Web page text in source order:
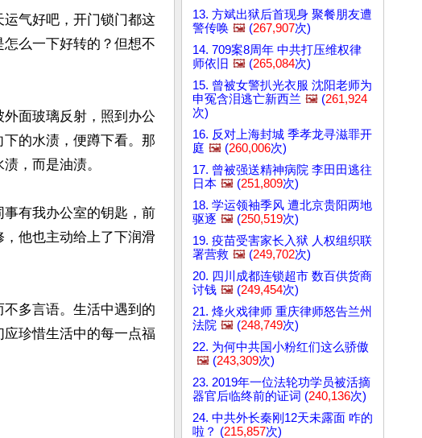
气好吧，开门锁门都这
么一下好转的？但想不
面玻璃反射，照到办公
的水渍，便蹲下看。那
，而是油渍。
有我办公室的钥匙，前
他也主动给上了下润滑
多言语。生活中遇到的
珍惜生活中的每一点福
13. 方斌出狱后首现身 聚餐朋友遭
警传唤 🖼️ (267,907次)
14. 709案8周年 中共打压维权律
师依旧 🖼️ (265,084次)
15. 曾被女警扒光衣服 沈阳老师为
申冤含泪逃亡新西兰 🖼️ (261,924
次)
16. 反对上海封城 季孝龙寻滋罪开
庭 🖼️ (260,006次)
17. 曾被强送精神病院 李田田逃往
日本 🖼️ (251,809次)
18. 学运领袖季风 遭北京贵阳两地
驱逐 🖼️ (250,519次)
19. 疫苗受害家长入狱 人权组织联
署营救 🖼️ (249,702次)
20. 四川成都连锁超市 数百供货商
讨钱 🖼️ (249,454次)
21. 烽火戏律师 重庆律师怒告兰州
法院 🖼️ (248,749次)
22. 为何中共国小粉红们这么骄傲
🖼️ (243,309次)
23. 2019年一位法轮功学员被活摘
器官后临终前的证词 (240,136次)
24. 中共外长秦刚12天未露面 咋的
啦？ (215,857次)